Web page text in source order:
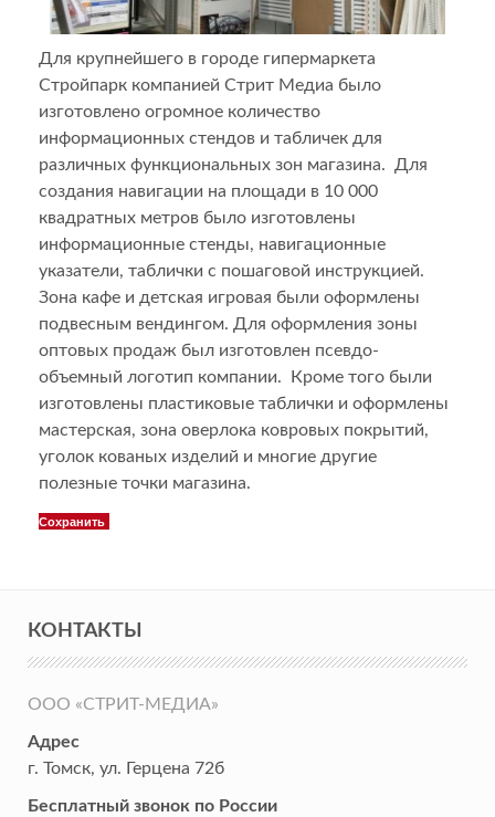
Для крупнейшего в городе гипермаркета
Стройпарк компанией Стрит Медиа было
изготовлено огромное количество
информационных стендов и табличек для
различных функциональных зон магазина. Для
создания навигации на площади в 10 000
квадратных метров было изготовлены
информационные стенды, навигационные
указатели, таблички с пошаговой инструкцией.
Зона кафе и детская игровая были оформлены
подвесным вендингом. Для оформления зоны
оптовых продаж был изготовлен псевдо-
объемный логотип компании. Кроме того были
изготовлены пластиковые таблички и оформлены
мастерская, зона оверлока ковровых покрытий,
уголок кованых изделий и многие другие
полезные точки магазина.
Сохранить
КОНТАКТЫ
ООО «СТРИТ-МЕДИА»
Адрес
г. Томск, ул. Герцена 72б
Бесплатный звонок по России